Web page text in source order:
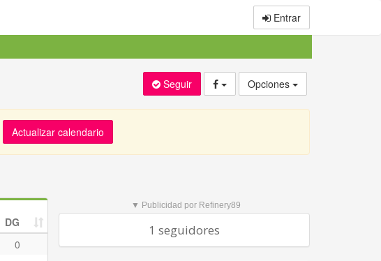
Entrar
Seguir Opciones
Actualizar calendario
DG
0
▼ Publicidad por Refinery89
1 seguidores